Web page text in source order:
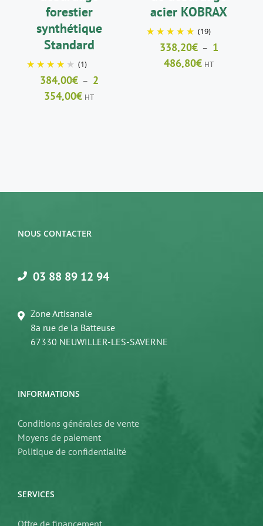
CHOISIES
SUR
LA
PAGE
DU
PRODUIT
forestier
synthétique
Standard
(1)
384,00€ – 2
354,00€Plage
HT
CHOISIES
LA
PAGE
DU
acier KOBRAX
(19)
338,20€ – 1
486,80€Plage
HT
NOUS CONTACTER
03 88 89 12 94
Zone Artisanale
8a rue de la Batteuse
67330 NEUWILLER-LES-SAVERNE
INFORMATIONS
Conditions générales de vente
Moyens de paiement
Politique de confidentialité
SERVICES
Offre de financement